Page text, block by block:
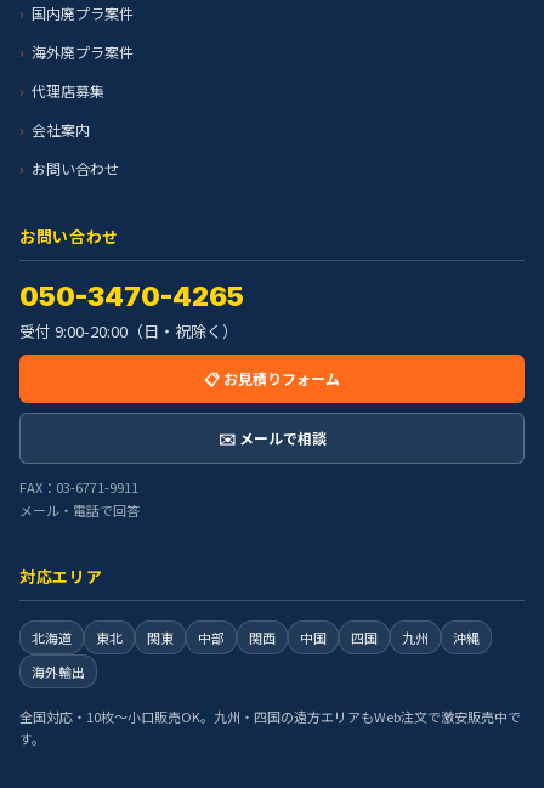
国内廃プラ案件
海外廃プラ案件
代理店募集
会社案内
お問い合わせ
お問い合わせ
050-3470-4265
受付 9:00-20:00（日・祝除く）
📋 お見積りフォーム
✉️ メールで相談
FAX：03-6771-9911
メール・電話で回答
対応エリア
北海道 東北 関東 中部 関西 中国 四国 九州
沖縄
海外輸出
全国対応・10枚〜小口販売OK。九州・四国の遠方エリアもWeb注文で激安販売中で
す。